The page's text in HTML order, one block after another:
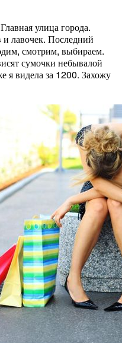
улица города.
лавочек. Последний
смотрим, выбираем.
сумочки небывалой
я видела за 1200. Захожу